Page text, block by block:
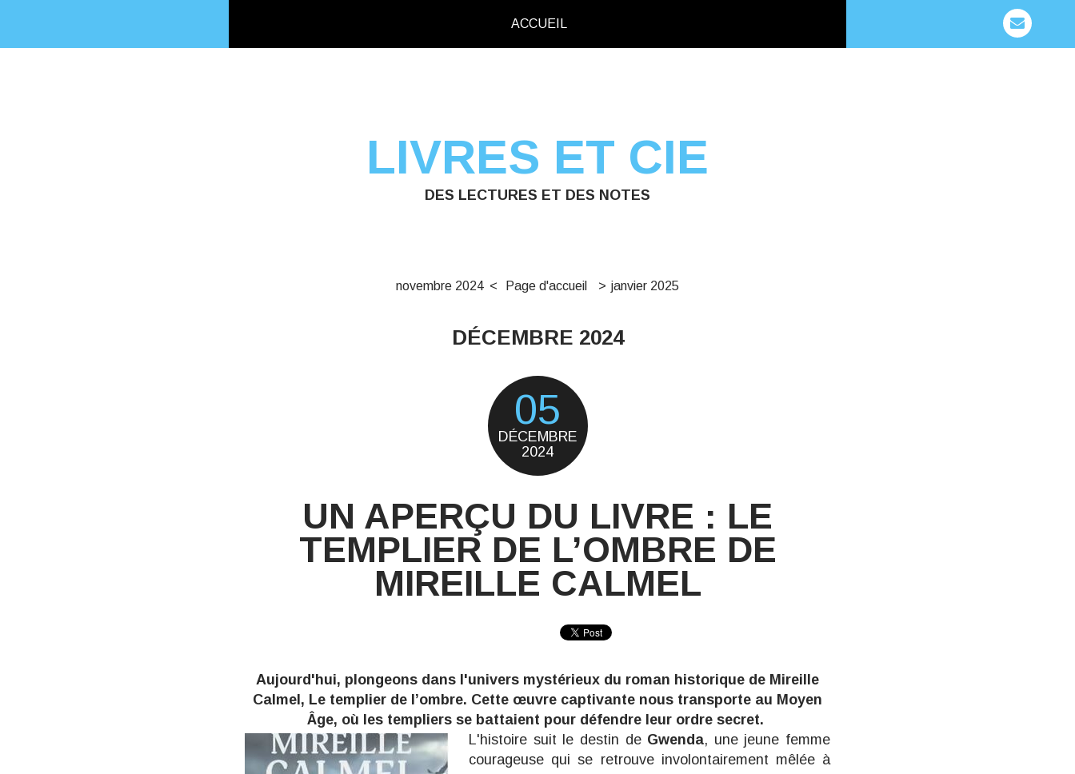
ACCUEIL
LIVRES ET CIE
DES LECTURES ET DES NOTES
novembre 2024 Page d'accueil janvier 2025
DÉCEMBRE 2024
05
DÉCEMBRE
2024
UN APERÇU DU LIVRE : LE
TEMPLIER DE L’OMBRE DE
MIREILLE CALMEL
Aujourd'hui, plongeons dans l'univers mystérieux du roman historique de Mireille
Calmel, Le templier de l’ombre. Cette œuvre captivante nous transporte au Moyen
Âge, où les templiers se battaient pour défendre leur ordre secret.
L'histoire suit le destin de Gwenda, une jeune femme
courageuse qui se retrouve involontairement mêlée à